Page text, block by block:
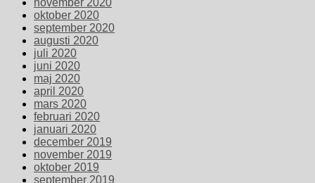
november 2020
oktober 2020
september 2020
augusti 2020
juli 2020
juni 2020
maj 2020
april 2020
mars 2020
februari 2020
januari 2020
december 2019
november 2019
oktober 2019
september 2019